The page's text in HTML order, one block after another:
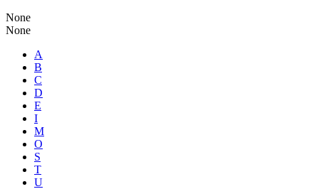
None
None
A
B
C
D
E
I
M
O
S
T
U